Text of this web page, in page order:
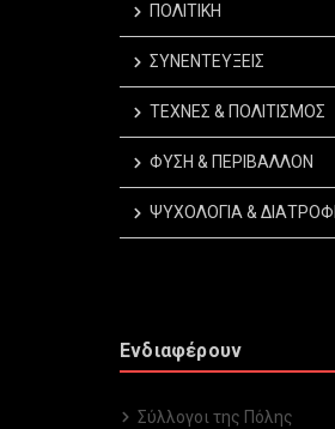
ΠΟΛΙΤΙΚΗ
ΣΥΝΕΝΤΕΥΞΕΙΣ
ΤΕΧΝΕΣ & ΠΟΛΙΤΙΣΜΟΣ
ΦΥΣΗ & ΠΕΡΙΒΑΛΛΟΝ
ΨΥΧΟΛΟΓΙΑ &
Ενδιαφέρουν
Σύλλογοι της Πόλης